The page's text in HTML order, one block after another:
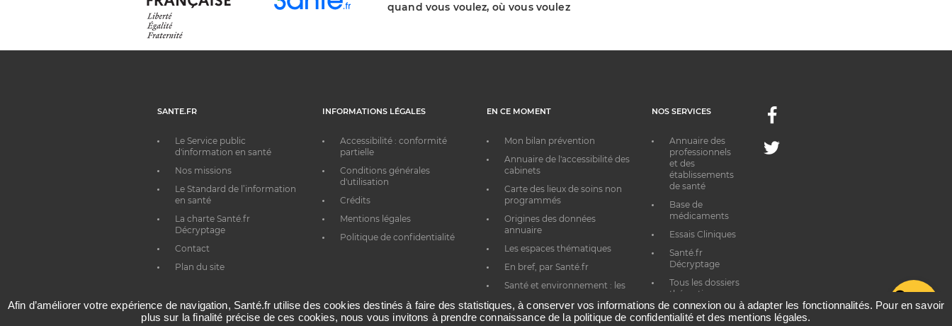
quand vous voulez, où vous voulez
SANTE.FR
Le Service public
d'information en santé
Nos missions
Le Standard de l’information
en santé
La charte Santé.fr
Décryptage
Contact
Plan du site
INFORMATIONS LÉGALES
Accessibilité : conformité
partielle
Conditions générales
d'utilisation
Crédits
Mentions légales
Politique de confidentialité
EN CE MOMENT
Mon bilan prévention
Annuaire de l'accessibilité des
cabinets
Carte des lieux de soins non
programmés
Origines des données
annuaire
Les espaces thématiques
En bref, par Santé.fr
Santé et environnement : les
NOS SERVICES
Annuaire des
professionnels
et des
établissements
de santé
Base de
médicaments
Essais Cliniques
Santé.fr
Décryptage
Tous les dossiers
thématiques
Facebook
Twitter
Afin d’améliorer votre expérience de navigation, Santé.fr utilise des cookies destinés à faire des statistiques, à conserver vos informations de connexion ou à adapter les fonctionnalités. Pour en savoir
plus sur la finalité précise de ces cookies, nous vous invitons à prendre connaissance de la politique de confidentialité et des mentions légales.